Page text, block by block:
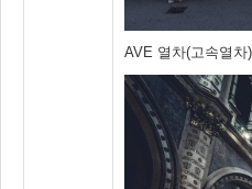
AVE 열차(고속열차